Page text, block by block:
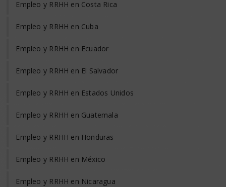
Empleo y RRHH en Costa Rica
Empleo y RRHH en Cuba
Empleo y RRHH en Ecuador
Empleo y RRHH en El Salvador
Empleo y RRHH en Estados Unidos
Empleo y RRHH en Guatemala
Empleo y RRHH en Honduras
Empleo y RRHH en México
Empleo y RRHH en Nicaragua